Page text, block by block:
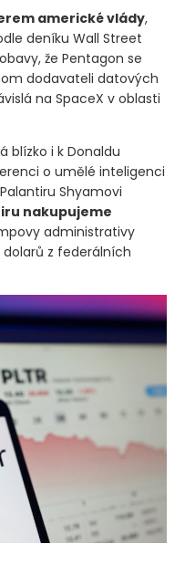
americké vlády,
deníku Wall Street
že Pentagon se
dodavateli datových
na SpaceX v oblasti
blízko i k Donaldu
o umělé inteligenci
Shyamovi
nakupujeme
administrativy
dolarů z federálních